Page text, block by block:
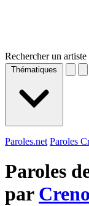
Rechercher un
Thématiques
Paroles.net Paroles
Paroles
par